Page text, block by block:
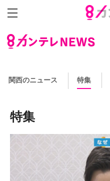
関西のニュース 特集
特集